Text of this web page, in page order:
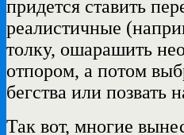
придется ставить
реалистичные
толку, ошарашить
отпором, а потом
бегства или позвать
Так вот, многие